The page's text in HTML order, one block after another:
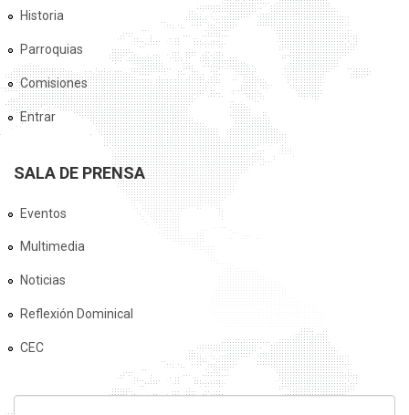
Historia
Parroquias
Comisiones
Entrar
SALA DE PRENSA
Eventos
Multimedia
Noticias
Reflexión Dominical
CEC
FORMULARIO DE BÚSQUEDA